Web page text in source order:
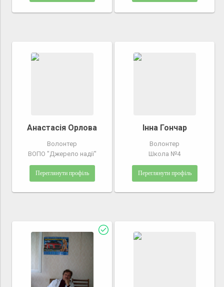
Анастасія Орлова
Волонтер
ВОПО "Джерело надії"
Переглянути профіль
Інна Гончар
Волонтер
Школа №4
Переглянути профіль